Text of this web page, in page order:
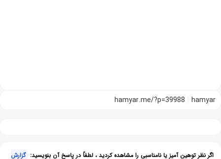
hamyar
hamyar.me/?p=39988
اگر نظر توهین آمیز یا نامناسبی را مشاهده کردید ، لطفاً در پاسخ آن بنویسید: گزارش